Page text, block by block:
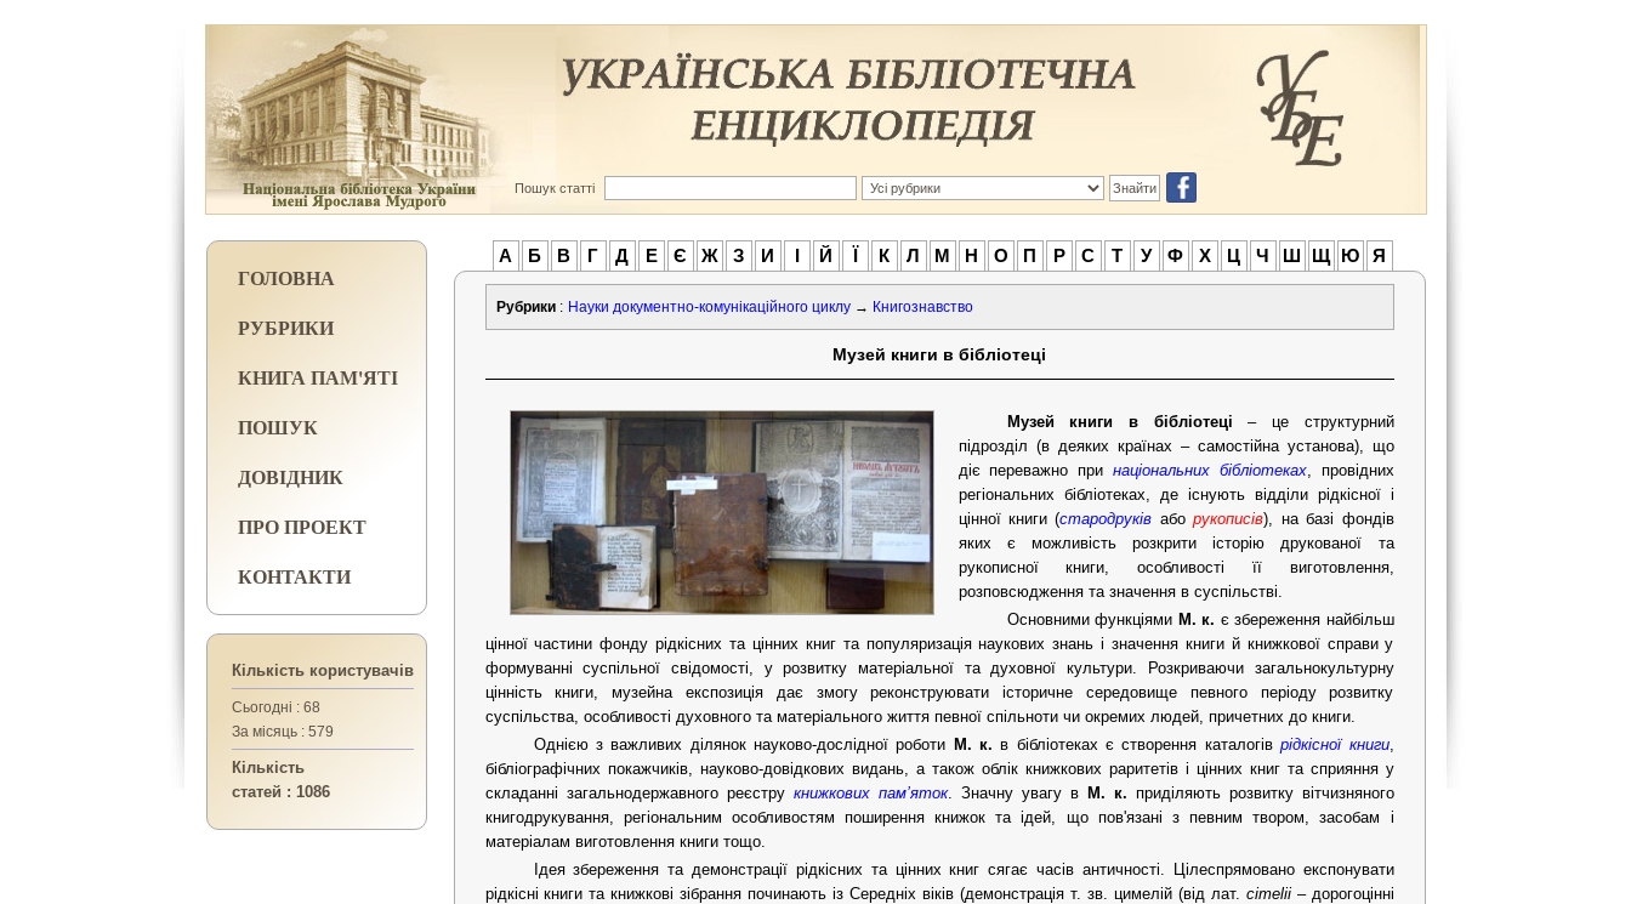
Пошук статті
ГОЛОВНА
РУБРИКИ
КНИГА ПАМ'ЯТІ
ПОШУК
ДОВІДНИК
ПРО ПРОЕКТ
КОНТАКТИ
Кількість користувачів
Сьогодні : 68
За місяць : 579
Кількість
статей : 1086
А Б В Г Д Е Є Ж З И І Й Ї К Л М Н О П Р С Т У Ф Х Ц Ч Ш Щ Ю Я
Рубрики: Науки документно-комунікаційного циклу→ Книгознавство
Музей книги в бібліотеці
Музей книги в бібліотеці– це структурний
підрозділ (в деяких країнах – самостійна установа), що
діє переважно при національних бібліотеках, провідних
регіональних бібліотеках, де існують відділи рідкісної і
цінної книги (стародруків аборукописів), на базі фондів
яких є можливість розкрити історію друкованої та
рукописної книги, особливості її виготовлення,
розповсюдження та значення в суспільстві.
Основними функціями М. к. є збереження найбільш
цінної частини фонду рідкісних та цінних книг та популяризація наукових знань і значення книги й книжкової справи у
формуванні суспільної свідомості, у розвитку матеріальної та духовної культури. Розкриваючи загальнокультурну
цінність книги, музейна експозиція дає змогу реконструювати історичне середовище певного періоду розвитку
суспільства, особливості духовного та матеріального життя певної спільноти чи окремих людей, причетних до книги.
Однією з важливих ділянок науково-дослідної роботи М. к. в бібліотеках є створення каталогіврідкісної книги,
бібліографічних покажчиків, науково-довідкових видань, а також облік книжкових раритетів і цінних книг та сприяння у
складанні загальнодержавного реєстру книжкових пам’яток. Значну увагу в М. к. приділяють розвитку вітчизняного
книгодрукування, регіональним особливостям поширення книжок та ідей, що пов'язані з певним твором, засобам і
матеріалам виготовлення книги тощо.
Ідея збереження та демонстрації рідкісних та цінних книг сягає часів античності. Цілеспрямовано експонувати
рідкісні книги та книжкові зібрання починають із Середніх віків (демонстрація т. зв. цимелій (від лат. сimelii– дорогоцінні